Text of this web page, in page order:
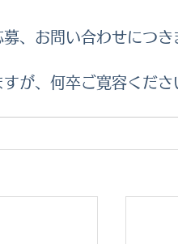
、お問い合わせにつき
が、何卒ご寛容くださ